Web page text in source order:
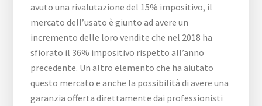
avuto una rivalutazione del 15% impositivo, il
mercato dell’usato è giunto ad avere un
incremento delle loro vendite che nel 2018 ha
sfiorato il 36% impositivo rispetto all’anno
precedente. Un altro elemento che ha aiutato
questo mercato e anche la possibilità di avere una
garanzia offerta direttamente dai professionisti